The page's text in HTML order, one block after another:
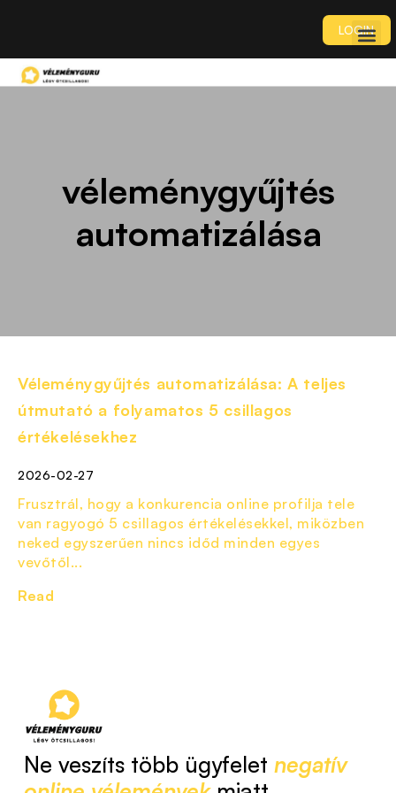
LOGIN
véleménygyűjtés
automatizálása
Véleménygyűjtés automatizálása: A teljes
útmutató a folyamatos 5 csillagos
értékelésekhez
2026-02-27
Frusztrál, hogy a konkurencia online profilja tele
van ragyogó 5 csillagos értékelésekkel, miközben
neked egyszerűen nincs időd minden egyes
vevőtől...
Read
Ne veszíts több ügyfelet negatív